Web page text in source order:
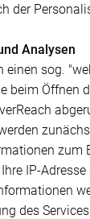
der
Analysen
einen sog.
beim Öffnen
zum
IP-
des